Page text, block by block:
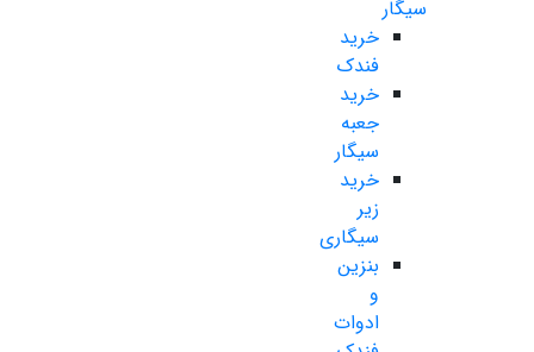
سیگار
خرید
فندک
خرید
جعبه
سیگار
خرید
زیر
سیگاری
بنزین
و
ادوات